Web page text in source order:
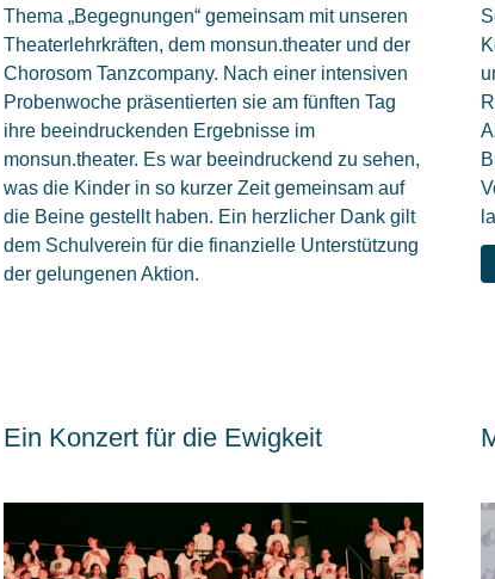
Thema „Begegnungen“ gemeinsam mit unseren
Theaterlehrkräften, dem monsun.theater und der
Chorosom Tanzcompany. Nach einer intensiven
Probenwoche präsentierten sie am fünften Tag
ihre beeindruckenden Ergebnisse im
monsun.theater. Es war beeindruckend zu sehen,
was die Kinder in so kurzer Zeit gemeinsam auf
die Beine gestellt haben. Ein herzlicher Dank gilt
dem Schulverein für die finanzielle Unterstützung
der gelungenen Aktion.
Ein Konzert für die Ewigkeit